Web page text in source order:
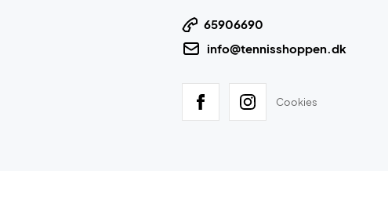
65906690
info@tennisshoppen.dk
Cookies